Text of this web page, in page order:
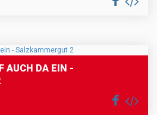
AUCH DA EIN -